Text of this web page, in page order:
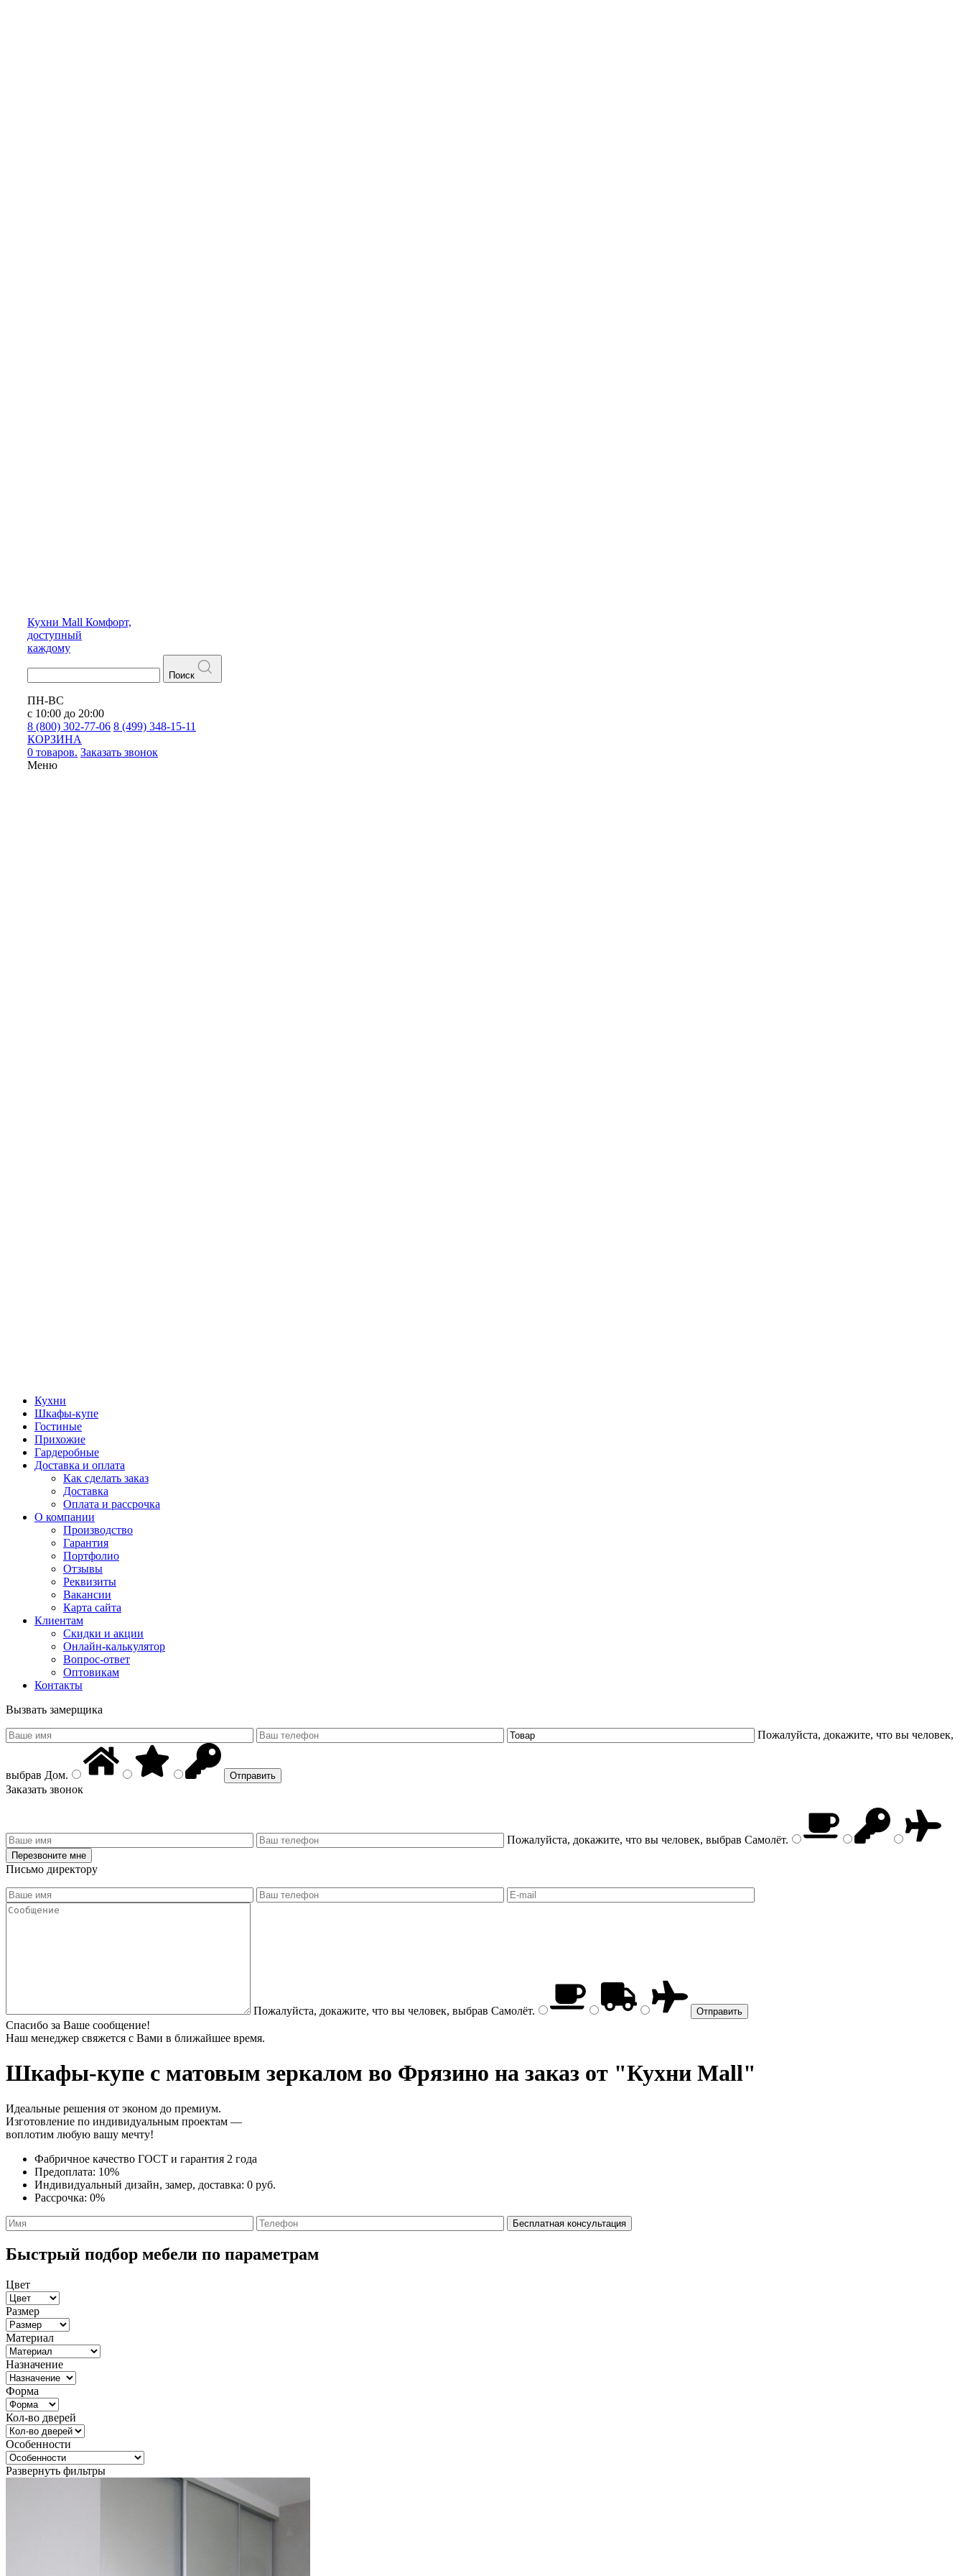
Кухни Mall Комфорт,
доступный
каждому
Поиск
ПН-ВС
с 10:00 до 20:00
8 (800) 302-77-06 8 (499) 348-15-11
КОРЗИНА
0 товаров. Заказать звонок
Меню
Кухни
Шкафы-купе
Гостиные
Прихожие
Гардеробные
Доставка и оплата
Как сделать заказ
Доставка
Оплата и рассрочка
О компании
Производство
Гарантия
Портфолио
Отзывы
Реквизиты
Вакансии
Карта сайта
Клиентам
Скидки и акции
Онлайн-калькулятор
Вопрос-ответ
Оптовикам
Контакты
Вызвать замерщика
Пожалуйста, докажите, что вы человек,
выбрав Дом.
Заказать звонок
Пожалуйста, докажите, что вы человек, выбрав Самолёт.
Письмо директору
Пожалуйста, докажите, что вы человек, выбрав Самолёт.
Спасибо за Ваше сообщение!
Наш менеджер свяжется с Вами в ближайшее время.
Шкафы-купе с матовым зеркалом во Фрязино на заказ от "Кухни Mall"
Идеальные решения от эконом до премиум.
Изготовление по индивидуальным проектам —
воплотим любую вашу мечту!
Фабричное качество ГОСТ и гарантия 2 года
Предоплата: 10%
Индивидуальный дизайн, замер, доставка: 0 руб.
Рассрочка: 0%
Быстрый подбор мебели по параметрам
Цвет
Размер
Материал
Назначение
Форма
Кол-во дверей
Особенности
Развернуть фильтры